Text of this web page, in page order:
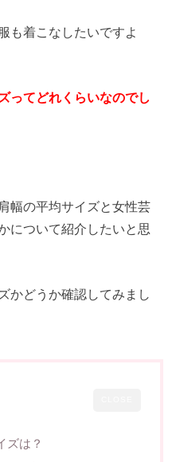
も着こなしたいですよ
ってどれくらいなのでし
幅の平均サイズと女性芸
について紹介したいと思
かどうか確認してみまし
ズは？